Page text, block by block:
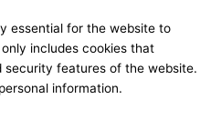
essential for the website to
includes cookies that
security features of the website.
information.